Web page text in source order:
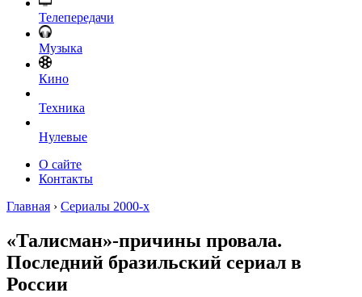
Телепередачи
Музыка
Кино
Техника
Нулевые
О сайте
Контакты
Главная › Сериалы 2000-х
«Талисман»-причины провала.
Последний бразильский сериал в
России